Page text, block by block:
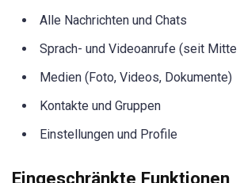
Alle Nachrichten und Chats
Sprach- und Videoanrufe (seit
Medien (Foto, Videos, Dokumente)
Kontakte und Gruppen
Einstellungen und Profile
Eingeschränkte Funktionen